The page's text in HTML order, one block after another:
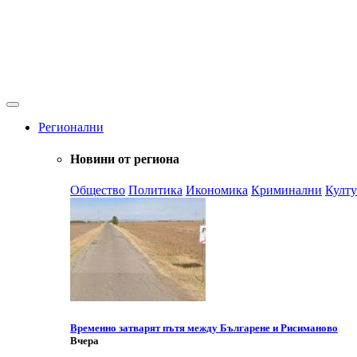
Регионални
Новини от региона
Общество Политика Икономика Криминални
Временно затварят пътя между Българене и Рисиманово
Вчера